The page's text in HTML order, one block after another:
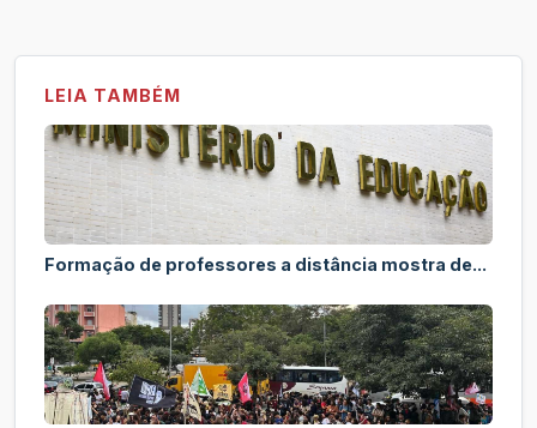
LEIA TAMBÉM
Formação de professores a distância mostra de...